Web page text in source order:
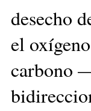
desecho
el
carbono